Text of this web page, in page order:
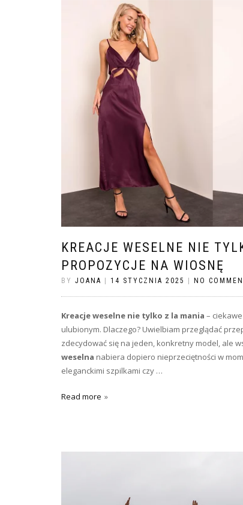
KREACJE WESELNE NIE
PROPOZYCJE NA WIOSNĘ
BY JOANA 14 STYCZNIA 2025 NO
Kreacje weselne nie tylko z la mania –
ulubionym. Dlaczego? Uwielbiam przeglądać
zdecydować się na jeden, konkretny model, ale
weselna nabiera dopiero nieprzeciętności w
eleganckimi szpilkami czy …
Read more